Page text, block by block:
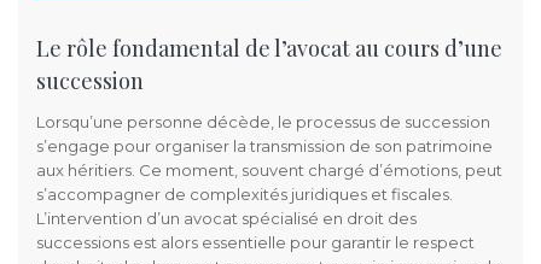
Le rôle fondamental de l’avocat au cours d’une
succession
Lorsqu’une personne décède, le processus de succession
s’engage pour organiser la transmission de son patrimoine
aux héritiers. Ce moment, souvent chargé d’émotions, peut
s’accompagner de complexités juridiques et fiscales.
L’intervention d’un avocat spécialisé en droit des
successions est alors essentielle pour garantir le respect